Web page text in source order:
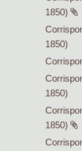
1850)
1850)
1850)
1850)